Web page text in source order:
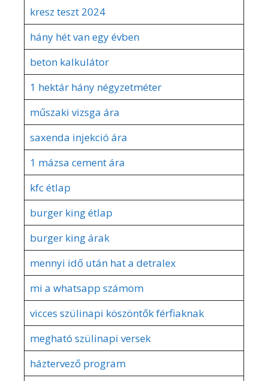
kresz teszt 2024
hány hét van egy évben
beton kalkulátor
1 hektár hány négyzetméter
műszaki vizsga ára
saxenda injekció ára
1 mázsa cement ára
kfc étlap
burger king étlap
burger king árak
mennyi idő után hat a detralex
mi a whatsapp számom
vicces szülinapi köszöntők férfiaknak
megható szülinapi versek
háztervező program